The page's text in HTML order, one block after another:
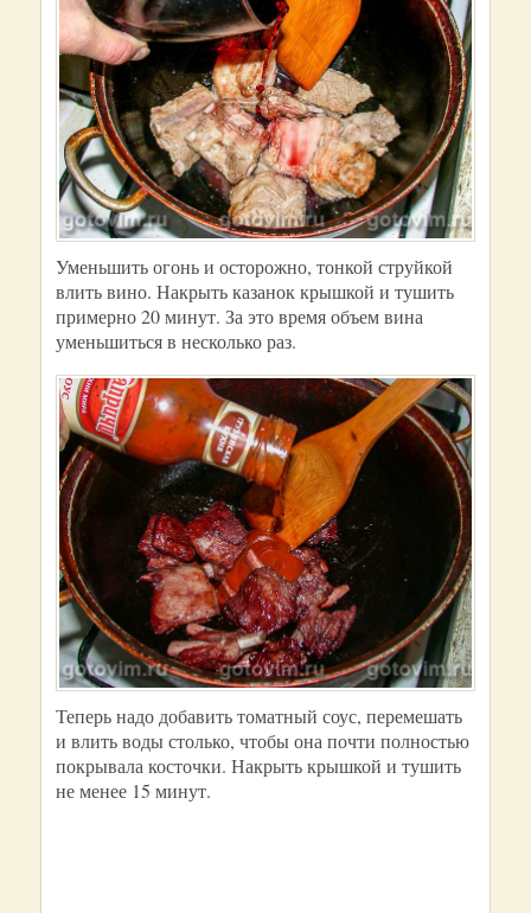
Уменьшить огонь и осторожно, тонкой струйкой
влить вино. Накрыть казанок крышкой и тушить
примерно 20 минут. За это время объем вина
уменьшиться в несколько раз.
Теперь надо добавить томатный соус, перемешать
и влить воды столько, чтобы она почти полностью
покрывала косточки. Накрыть крышкой и тушить
не менее 15 минут.